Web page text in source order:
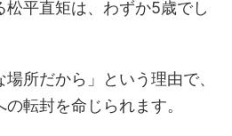
松平直矩は、わずか5歳でし
所だから」という理由で、
転封を命じられます。